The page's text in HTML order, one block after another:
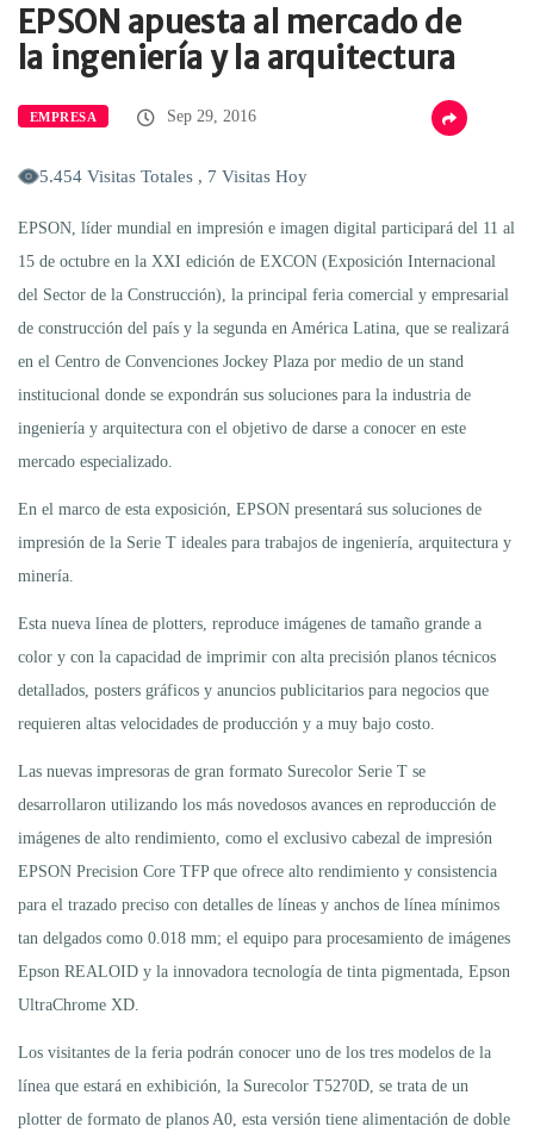
EPSON apuesta al mercado de
la ingeniería y la arquitectura
EMPRESA Sep 29, 2016
5.454 Visitas Totales , 7 Visitas Hoy
EPSON, líder mundial en impresión e imagen digital participará del 11 al
15 de octubre en la XXI edición de EXCON (Exposición Internacional
del Sector de la Construcción), la principal feria comercial y empresarial
de construcción del país y la segunda en América Latina, que se realizará
en el Centro de Convenciones Jockey Plaza por medio de un stand
institucional donde se expondrán sus soluciones para la industria de
ingeniería y arquitectura con el objetivo de darse a conocer en este
mercado especializado.
En el marco de esta exposición, EPSON presentará sus soluciones de
impresión de la Serie T ideales para trabajos de ingeniería, arquitectura y
minería.
Esta nueva línea de plotters, reproduce imágenes de tamaño grande a
color y con la capacidad de imprimir con alta precisión planos técnicos
detallados, posters gráficos y anuncios publicitarios para negocios que
requieren altas velocidades de producción y a muy bajo costo.
Las nuevas impresoras de gran formato Surecolor Serie T se
desarrollaron utilizando los más novedosos avances en reproducción de
imágenes de alto rendimiento, como el exclusivo cabezal de impresión
EPSON Precision Core TFP que ofrece alto rendimiento y consistencia
para el trazado preciso con detalles de líneas y anchos de línea mínimos
tan delgados como 0.018 mm; el equipo para procesamiento de imágenes
Epson REALOID y la innovadora tecnología de tinta pigmentada, Epson
UltraChrome XD.
Los visitantes de la feria podrán conocer uno de los tres modelos de la
línea que estará en exhibición, la Surecolor T5270D, se trata de un
plotter de formato de planos A0, esta versión tiene alimentación de doble